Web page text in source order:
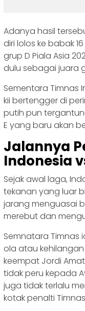
Adanya hasil
diri lolos ke babak
grup D Piala Asia
dulu sebagai juara
Sementara Timnas
kii bertengger di
putih pun
E yang baru akan
Jalannya
Indonesia
Sejak awal laga,
tekanan yang luar
jarang menguasai
merebut dan
Semnatara Timnas
ola atau
keempat Jordi
tidak peru kepada
juga tidak terlalu
kotak penalti